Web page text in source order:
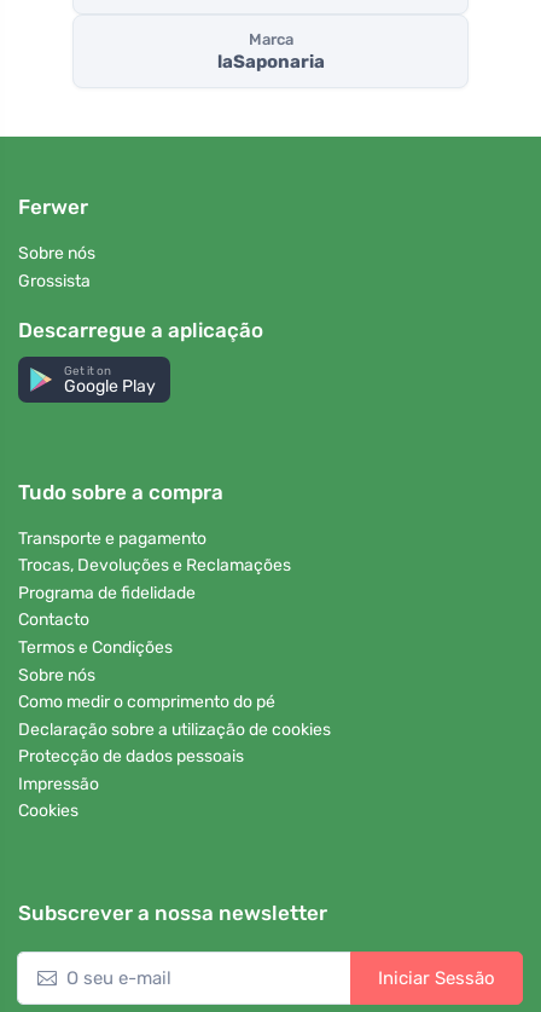
Marca
laSaponaria
Ferwer
Sobre nós
Grossista
Descarregue a aplicação
Get it on
Google Play
Tudo sobre a compra
Transporte e pagamento
Trocas, Devoluções e Reclamações
Programa de fidelidade
Contacto
Termos e Condições
Sobre nós
Como medir o comprimento do pé
Declaração sobre a utilização de cookies
Protecção de dados pessoais
Impressão
Cookies
Subscrever a nossa newsletter
Iniciar Sessão